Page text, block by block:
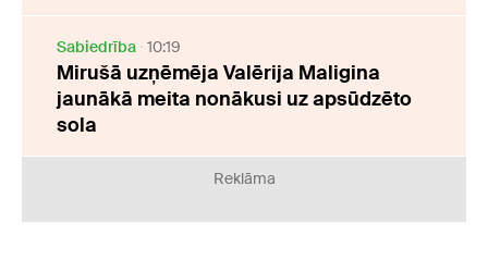
Sabiedrība 10:19
Mirušā uzņēmēja Valērija Maligina
jaunākā meita nonākusi uz apsūdzēto
sola
Reklāma